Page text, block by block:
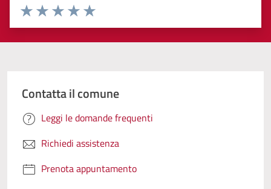
Valuta 5 stelle su 5
Valuta 4 stelle su 5
Valuta 3 stelle su 5
Valuta 2 stelle su 5
Valuta 1 stelle su 5
Contatta il comune
Leggi le domande frequenti
Richiedi assistenza
Prenota appuntamento